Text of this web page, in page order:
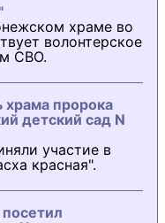
храме во
волонтерское
СВО.
храма пророка
детский сад N
участие в
красная".